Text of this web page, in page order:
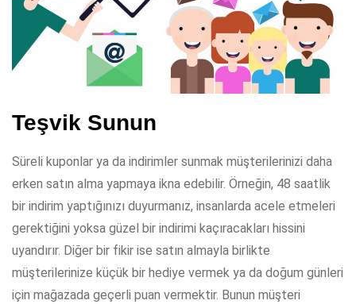
Teşvik Sunun
Süreli kuponlar ya da indirimler sunmak müşterilerinizi daha
erken satın alma yapmaya ikna edebilir. Örneğin, 48 saatlik
bir indirim yaptığınızı duyurmanız, insanlarda acele etmeleri
gerektiğini yoksa güzel bir indirimi kaçıracakları hissini
uyandırır. Diğer bir fikir ise satın almayla birlikte
müşterilerinize küçük bir hediye vermek ya da doğum günleri
için mağazada geçerli puan vermektir. Bunun müşteri